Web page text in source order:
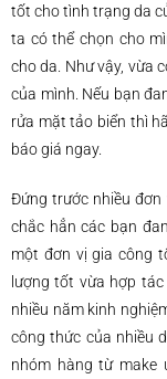
tốt cho tình trạng da
ta có thể chọn cho
cho da. Như vậy, vừa
của mình. Nếu bạn
rửa mặt tảo biển thì
báo giá ngay.
Đứng trước nhiều đơn
chắc hẳn các bạn
một đơn vị gia công
lượng tốt vừa hợp
nhiều năm kinh
công thức của nhiều
nhóm hàng từ make